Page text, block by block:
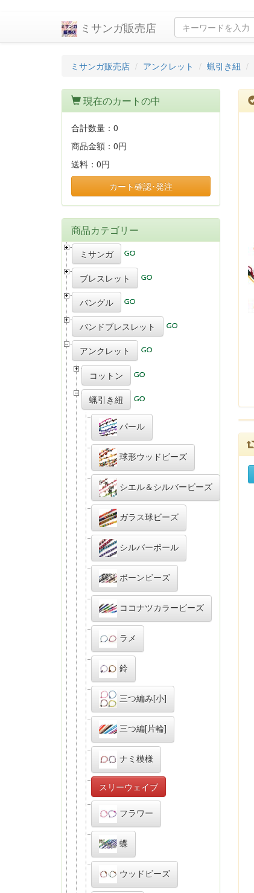
ミサンガ販売店
ミサンガ販売店 アンクレット 蝋引き紐
現在のカートの中
合計数量： 0
商品金額： 0円
送料： 0円
カート確認･発注
商品カテゴリー
ミサンガ
ブレスレット
バングル
バンドブレスレット
アンクレット
コットン
蝋引き紐
パール
球形ウッドビーズ
シエル＆シルバービーズ
ガラス球ビーズ
シルバーボール
ボーンビーズ
ココナツカラービーズ
ラメ
鈴
三つ編み[小]
三つ編[片輪]
ナミ模様
スリーウェイブ
フラワー
蝶
ウッドビーズ